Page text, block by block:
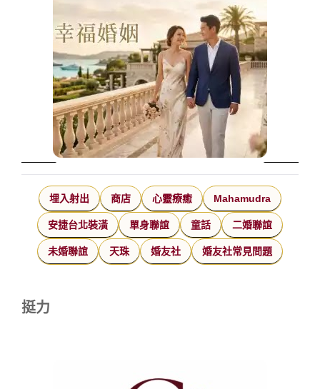
埋入射出 商店 心靈療癒 Mahamudra
安捷台北裝潢 單身聯誼 童話 二婚聯誼
未婚聯誼 天珠 婚友社 婚友社常見問題
挺力